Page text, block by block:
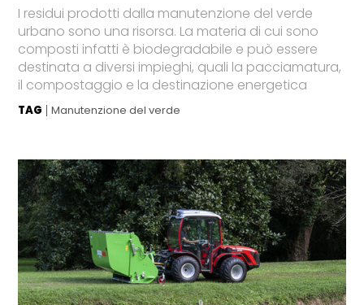
I residui prodotti dalla manutenzione del verde
urbano sono una risorsa. La materia di cui sono
composti infatti è biodegradabile e può essere
destinata a diversi impieghi, quali la pacciamatura,
il compostaggio e la destinazione energetica
TAG Manutenzione del verde